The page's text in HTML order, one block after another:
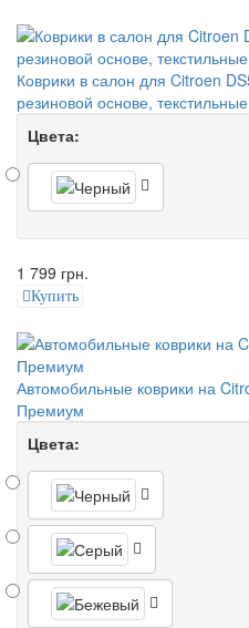
Коврики в салон для Citroen
резиновой основе, текстильные
Цвета:
1 799 грн.
Купить
Автомобильные коврики на
Премиум
Цвета: